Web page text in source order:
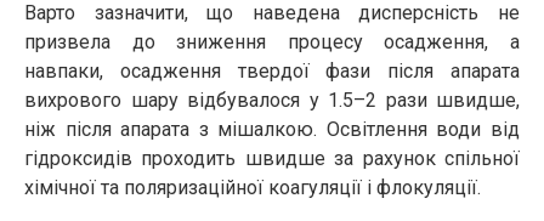
Варто зазначити, що наведена дисперсність не
призвела до зниження процесу осадження, а
навпаки, осадження твердої фази після апарата
вихрового шару відбувалося у 1.5–2 рази швидше,
ніж після апарата з мішалкою. Освітлення води від
гідроксидів проходить швидше за рахунок спільної
хімічної та поляризаційної коагуляції і флокуляції.